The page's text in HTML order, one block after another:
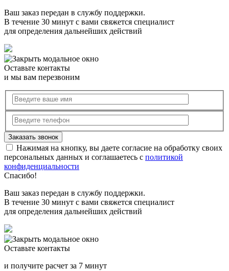
Ваш заказ передан в службу поддержки.
В течение 30 минут с вами свяжется специалист
для определения дальнейших действий
Оставьте контакты
и мы вам перезвоним
Нажимая на кнопку, вы даете согласие на обработку своих
персональных данных и соглашаетесь с политикой
конфиденциальности
Спасибо!
Ваш заказ передан в службу поддержки.
В течение 30 минут с вами свяжется специалист
для определения дальнейших действий
Оставьте контакты
и получите расчет за 7 минут